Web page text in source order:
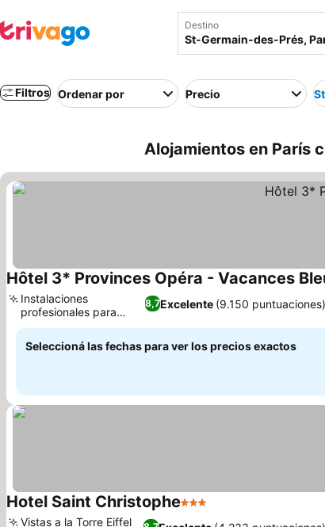
Destino
Filtros Ordenar por Precio
Alojamientos en París
Hôtel 3* Provinces Opéra - Vacances
8,7Excelente (9.150 puntuaciones)
Instalaciones
profesionales para
seminarios
Seleccioná las fechas para ver los precios exactos
Hotel Saint Christophe3 Estrellas
Vistas a la Torre Eiffel